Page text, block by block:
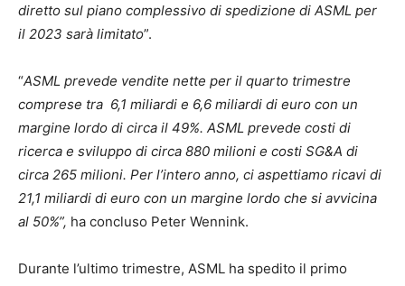
diretto sul piano complessivo di spedizione di ASML per
il 2023 sarà limitato”.
“ASML prevede vendite nette per il quarto trimestre
comprese tra 6,1 miliardi e 6,6 miliardi di euro con un
margine lordo di circa il 49%. ASML prevede costi di
ricerca e sviluppo di circa 880 milioni e costi SG&A di
circa 265 milioni. Per l’intero anno, ci aspettiamo ricavi di
21,1 miliardi di euro con un margine lordo che si avvicina
al 50%”, ha concluso Peter Wennink.
Durante l’ultimo trimestre, ASML ha spedito il primo